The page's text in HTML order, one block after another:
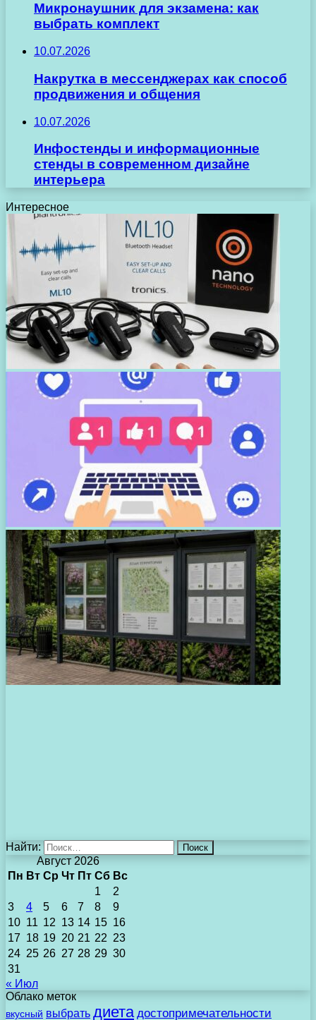
Микронаушник для экзамена: как
выбрать комплект
10.07.2026
Накрутка в мессенджерах как способ
продвижения и общения
10.07.2026
Инфостенды и информационные
стенды в современном дизайне
интерьера
Интересное
Найти:
Август 2026
Пн Вт Ср Чт Пт Сб Вс
1
2
3
4 5 6 7 8
9
10 11 12 13 14 15 16
17 18 19 20 21 22 23
24 25 26 27 28 29 30
31
« Июл
Облако меток
вкусный выбрать диета достопримечательности